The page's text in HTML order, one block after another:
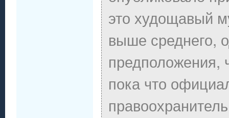
это худощавый
выше среднего,
предположения,
пока что